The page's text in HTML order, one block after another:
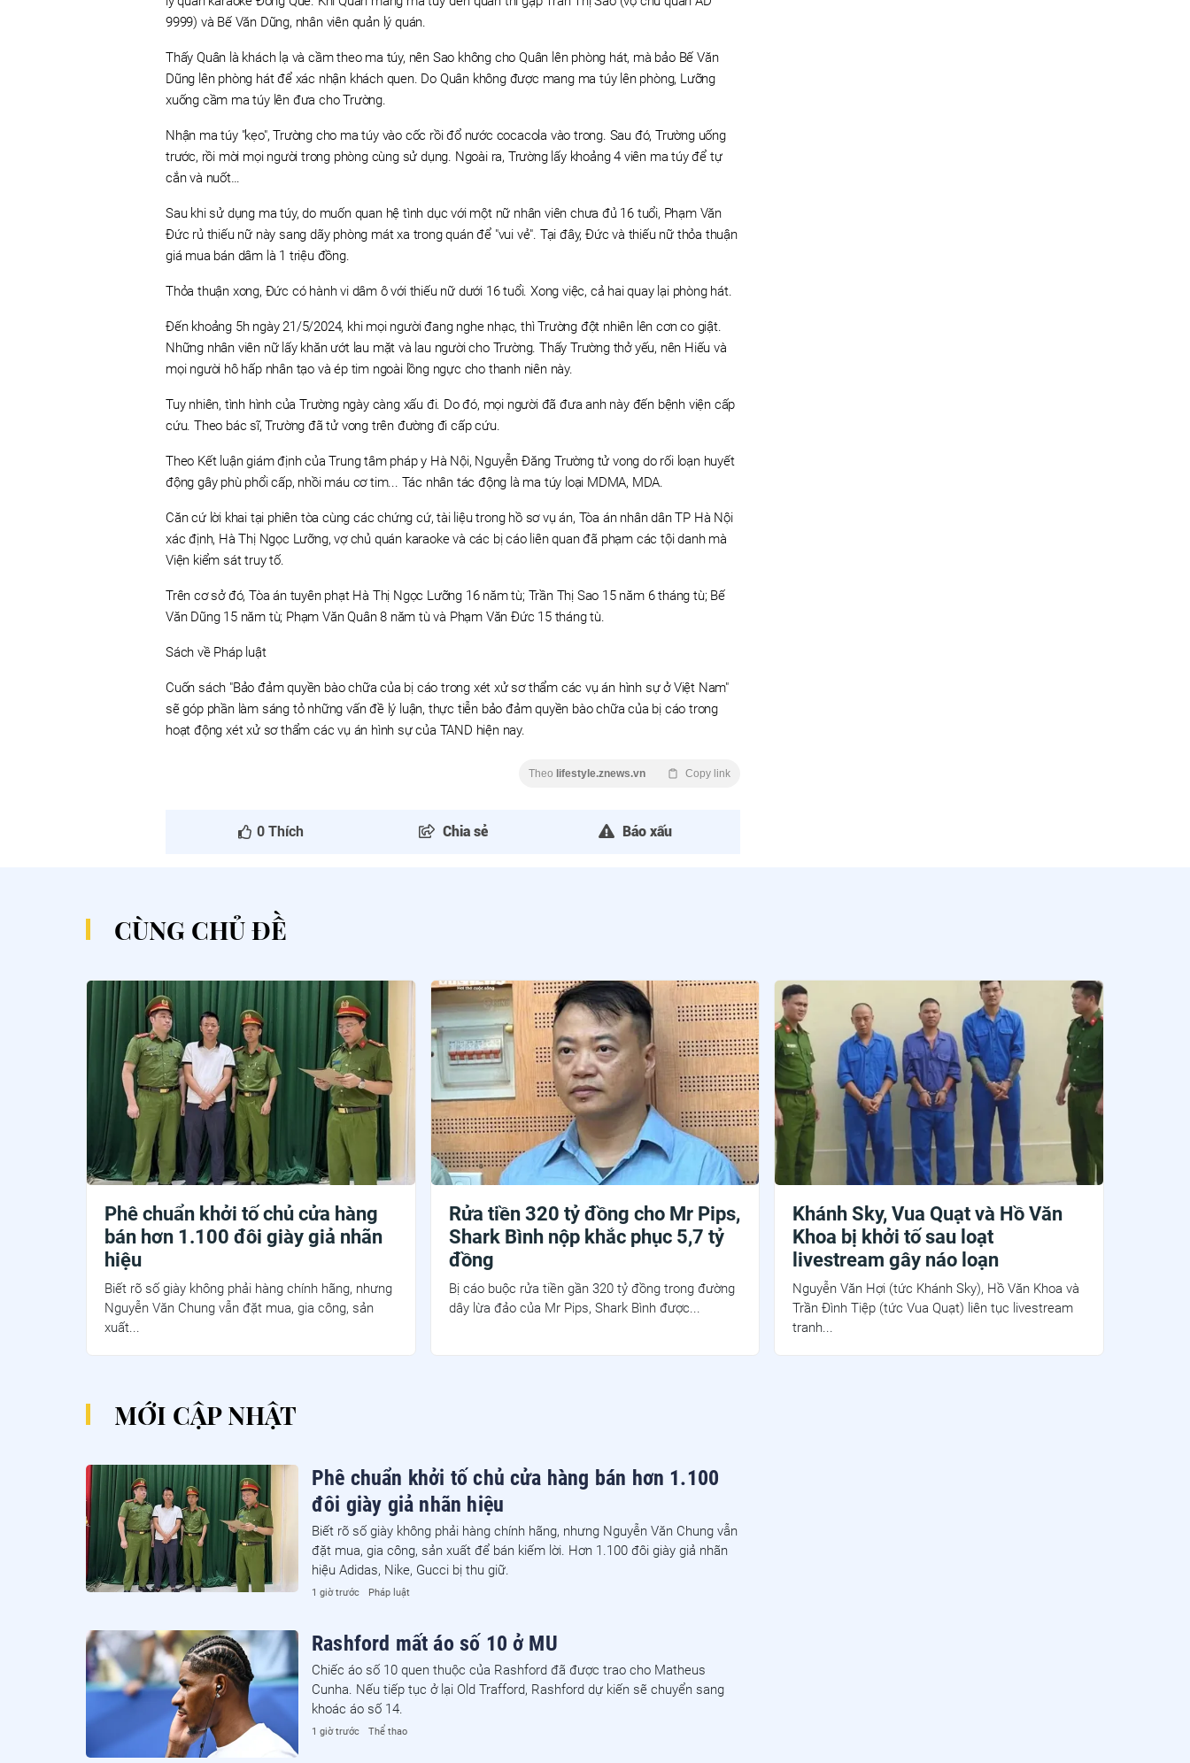
9999) và Bế Văn Dũng, nhân viên quản lý quán.
Thấy Quân là khách lạ và cầm theo ma túy, nên Sao không cho Quân lên phòng hát, mà bảo Bế Văn
Dũng lên phòng hát để xác nhận khách quen. Do Quân không được mang ma túy lên phòng, Lưỡng
xuống cầm ma túy lên đưa cho Trường.
Nhận ma túy "kẹo", Trường cho ma túy vào cốc rồi đổ nước cocacola vào trong. Sau đó, Trường uống
trước, rồi mời mọi người trong phòng cùng sử dụng. Ngoài ra, Trường lấy khoảng 4 viên ma túy để tự
cắn và nuốt…
Sau khi sử dụng ma túy, do muốn quan hệ tình dục với một nữ nhân viên chưa đủ 16 tuổi, Phạm Văn
Đức rủ thiếu nữ này sang dãy phòng mát xa trong quán để "vui vẻ". Tại đây, Đức và thiếu nữ thỏa thuận
giá mua bán dâm là 1 triệu đồng.
Thỏa thuận xong, Đức có hành vi dâm ô với thiếu nữ dưới 16 tuổi. Xong việc, cả hai quay lại phòng hát.
Đến khoảng 5h ngày 21/5/2024, khi mọi người đang nghe nhạc, thì Trường đột nhiên lên cơn co giật.
Những nhân viên nữ lấy khăn ướt lau mặt và lau người cho Trường. Thấy Trường thở yếu, nên Hiếu và
mọi người hô hấp nhân tạo và ép tim ngoài lồng ngực cho thanh niên này.
Tuy nhiên, tình hình của Trường ngày càng xấu đi. Do đó, mọi người đã đưa anh này đến bệnh viện cấp
cứu. Theo bác sĩ, Trường đã tử vong trên đường đi cấp cứu.
Theo Kết luận giám định của Trung tâm pháp y Hà Nội, Nguyễn Đăng Trường tử vong do rối loạn huyết
động gây phù phổi cấp, nhồi máu cơ tim... Tác nhân tác động là ma túy loại MDMA, MDA.
Căn cứ lời khai tại phiên tòa cùng các chứng cứ, tài liệu trong hồ sơ vụ án, Tòa án nhân dân TP Hà Nội
xác định, Hà Thị Ngọc Lưỡng, vợ chủ quán karaoke và các bị cáo liên quan đã phạm các tội danh mà
Viện kiểm sát truy tố.
Trên cơ sở đó, Tòa án tuyên phạt Hà Thị Ngọc Lưỡng 16 năm tù; Trần Thị Sao 15 năm 6 tháng tù; Bế
Văn Dũng 15 năm tù; Phạm Văn Quân 8 năm tù và Phạm Văn Đức 15 tháng tù.
Sách về Pháp luật
Cuốn sách "Bảo đảm quyền bào chữa của bị cáo trong xét xử sơ thẩm các vụ án hình sự ở Việt Nam"
sẽ góp phần làm sáng tỏ những vấn đề lý luận, thực tiễn bảo đảm quyền bào chữa của bị cáo trong
hoạt động xét xử sơ thẩm các vụ án hình sự của TAND hiện nay.
Theo lifestyle.znews.vn Copy link
0Thích Chia sẻ Báo xấu
CÙNG CHỦ ĐỀ
Phê chuẩn khởi tố chủ cửa hàng
bán hơn 1.100 đôi giày giả nhãn
hiệu
Biết rõ số giày không phải hàng chính hãng, nhưng
Nguyễn Văn Chung vẫn đặt mua, gia công, sản
xuất...
Rửa tiền 320 tỷ đồng cho Mr Pips,
Shark Bình nộp khắc phục 5,7 tỷ
đồng
Bị cáo buộc rửa tiền gần 320 tỷ đồng trong đường
dây lừa đảo của Mr Pips, Shark Bình được...
Khánh Sky, Vua Quạt và Hồ Văn
Khoa bị khởi tố sau loạt
livestream gây náo loạn
Nguyễn Văn Hợi (tức Khánh Sky), Hồ Văn Khoa và
Trần Đình Tiệp (tức Vua Quạt) liên tục livestream
tranh...
MỚI CẬP NHẬT
Phê chuẩn khởi tố chủ cửa hàng bán hơn 1.100
đôi giày giả nhãn hiệu
Biết rõ số giày không phải hàng chính hãng, nhưng Nguyễn Văn Chung vẫn
đặt mua, gia công, sản xuất để bán kiếm lời. Hơn 1.100 đôi giày giả nhãn
hiệu Adidas, Nike, Gucci bị thu giữ.
1 giờ trước Pháp luật
Rashford mất áo số 10 ở MU
Chiếc áo số 10 quen thuộc của Rashford đã được trao cho Matheus
Cunha. Nếu tiếp tục ở lại Old Trafford, Rashford dự kiến sẽ chuyển sang
khoác áo số 14.
1 giờ trước Thể thao